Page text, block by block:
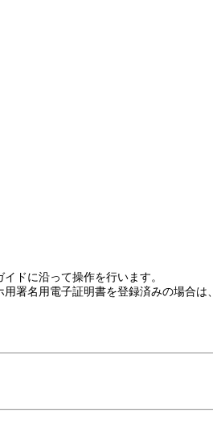
ドに沿って操作を行います。
署名用電子証明書を登録済みの場合は、